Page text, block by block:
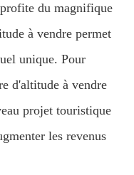
du magnifique
à vendre permet
unique. Pour
d'altitude à vendre
projet touristique
les revenus